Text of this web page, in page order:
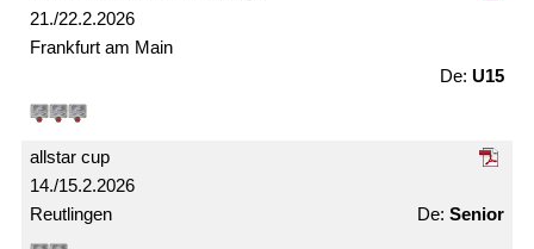
21./22.2.2026
Frankfurt am Main
U15
14./15.2.2026
allstar cup
Reutlingen Senior